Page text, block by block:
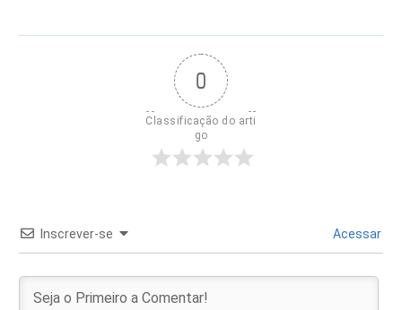
0
Classificação do arti
go
Inscrever-se Acessar